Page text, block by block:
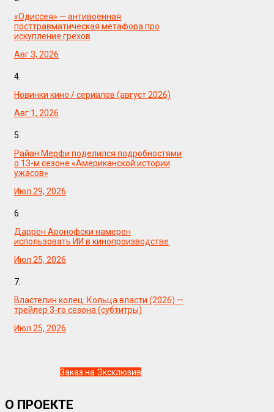
«Одиссея» — антивоенная
посттравматическая метафора про
искупление грехов
Авг 3, 2026
4.
Новинки кино / сериалов (август 2026)
Авг 1, 2026
5.
Райан Мерфи поделился подробностями
о 13-м сезоне «Американской истории
ужасов»
Июл 29, 2026
6.
Даррен Аронофски намерен
использовать ИИ в кинопроизводстве
Июл 25, 2026
7.
Властелин колец: Кольца власти (2026) —
трейлер 3-го сезона (субтитры)
Июл 25, 2026
Заказ на Эксклюзив
О ПРОЕКТЕ